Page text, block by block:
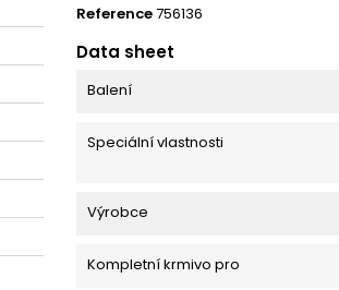
Reference756136
Data sheet
Balení
Speciální vlastnosti
Výrobce
Kompletní krmivo pro